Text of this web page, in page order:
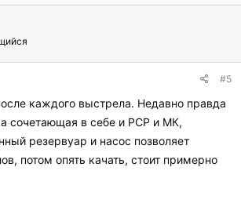
#5
каждого выстрела. Недавно правда
сочетающая в себе и PCP и МК,
резервуар и насос позволяет
потом опять качать, стоит примерно